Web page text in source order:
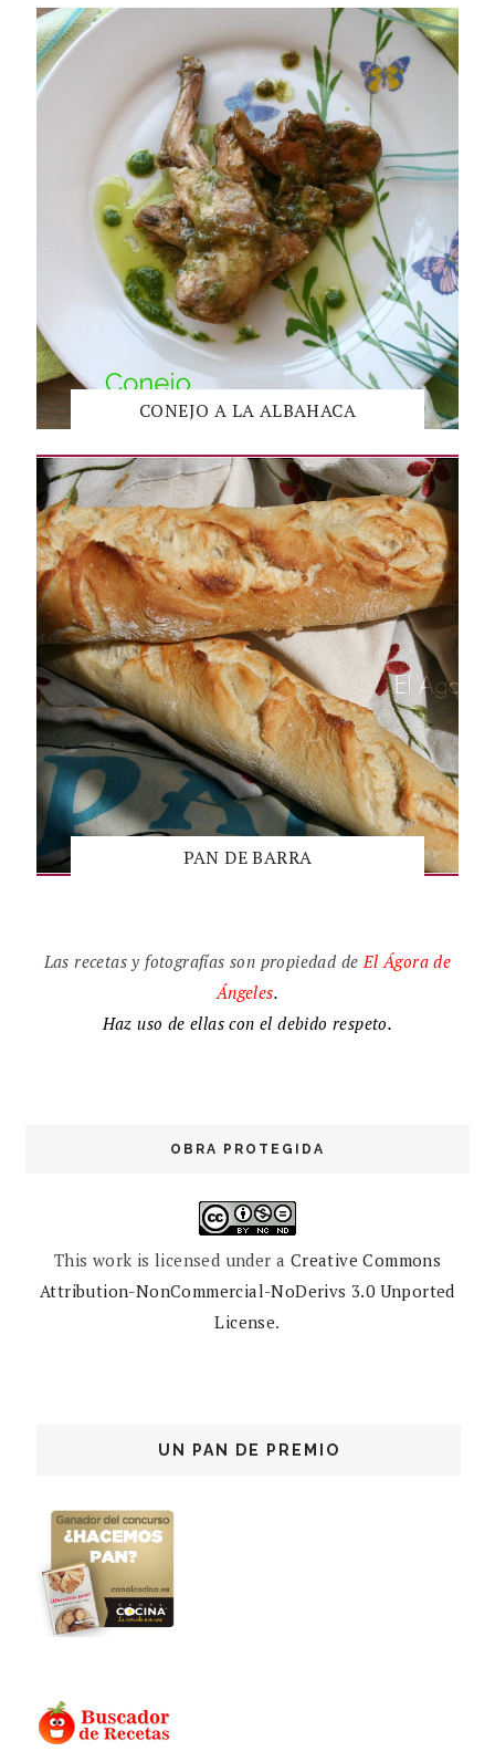
CONEJO A LA ALBAHACA
PAN DE BARRA
Las recetas y fotografías son propiedad de ElÁgora de
Ángeles.
Haz uso de ellas con el debido respeto.
OBRA PROTEGIDA
This work is licensed under a Creative Commons
Attribution-NonCommercial-NoDerivs 3.0 Unported
License.
UN PAN DE PREMIO